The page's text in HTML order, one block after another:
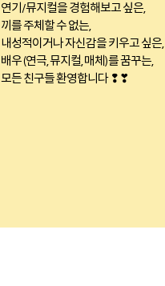
연기/뮤지컬을 경험해보고 싶은,
끼를 주체할 수 없는,
내성적이거나 자신감을 키우고 싶은,
배우 (연극, 뮤지컬, 매체) 를 꿈꾸는,
모든 친구들 환영합니다 ❢❣